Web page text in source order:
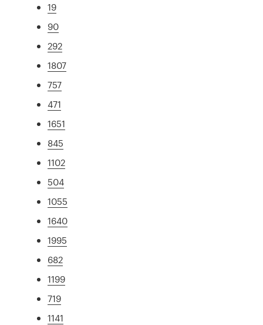
19
90
292
1807
757
471
1651
845
1102
504
1055
1640
1995
682
1199
719
1141